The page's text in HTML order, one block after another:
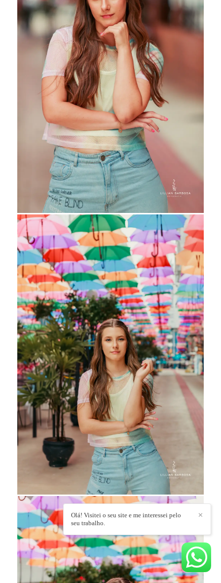
✕
Olá! Visitei o seu site e me interessei pelo
seu trabalho.